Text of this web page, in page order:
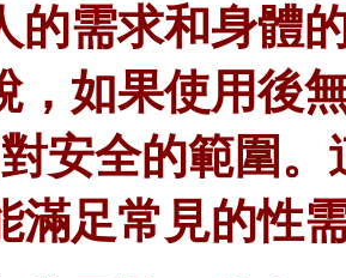
的需求和身體
，如果使用後
安全的範圍
滿足常見的性